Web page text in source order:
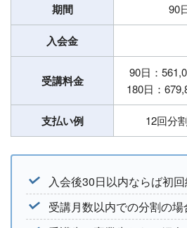
期間 90
入会金
受講料金
90日：
180日：
支払い例 12回分
入会後30日以内ならば初
受講月数以内での分割の